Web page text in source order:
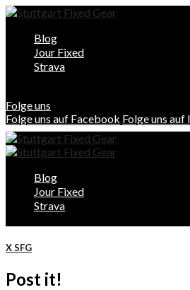
Blog
Jour Fixed
Strava
Folge uns
Folge uns auf Facebook Folge uns
Blog
Jour Fixed
Strava
X SFG
Post it!